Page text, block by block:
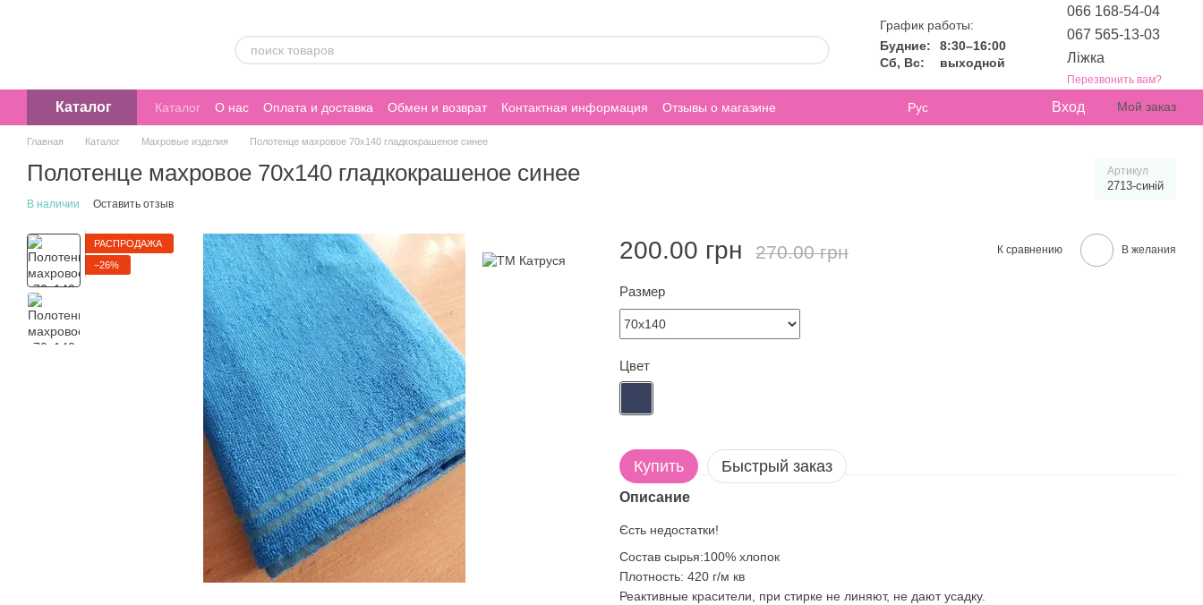
График работы:
Будние:
8:30–16:00
Сб, Вс:
выходной
066 168-54-04
067 565-13-03
Ліжка
Перезвонить вам?
Каталог Каталог О нас Оплата и доставка Обмен и возврат Контактная информация Отзывы о магазине Рус Вход Мой заказ
Главная Каталог Махровые изделия Полотенце махровое 70х140 гладкокрашеное синее
Полотенце махровое 70х140 гладкокрашеное синее Артикул
2713-синій
В наличии Оставить отзыв
РАСПРОДАЖА
−26%
200.00 грн 270.00 грн К сравнению В желания
Размер
Цвет
Купить Быстрый заказ
Описание
Єсть недостатки!
Состав сырья:100% хлопок
Плотность: 420 г/м кв
Реактивные красители, при стирке не линяют, не дают усадку.